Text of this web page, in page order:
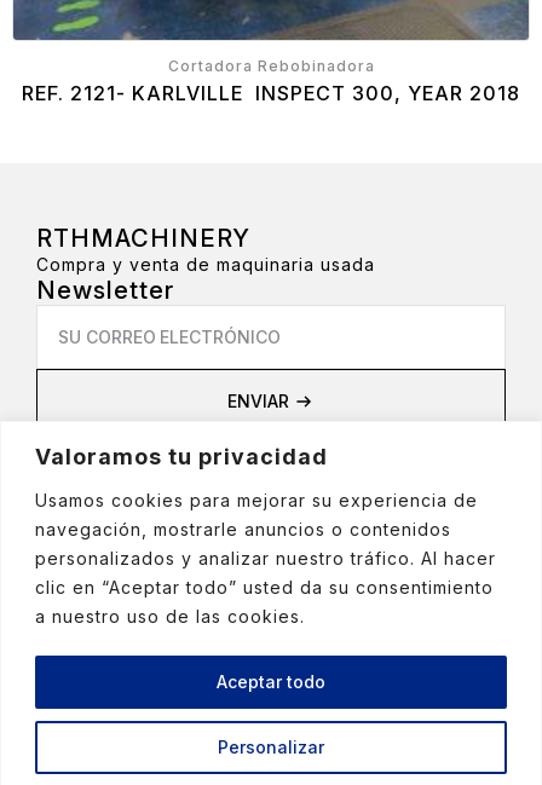
Valoramos tu privacidad
Usamos cookies para mejorar su experiencia de
navegación, mostrarle anuncios o contenidos
personalizados y analizar nuestro tráfico. Al hacer
clic en “Aceptar todo” usted da su consentimiento
a nuestro uso de las cookies.
Personalizar
Aceptar todo
Cortadora Rebobinadora
REF. 2121- KARLVILLE INSPECT 300, YEAR 2018
RTHMACHINERY
Compra y venta de maquinaria usada
Newsletter
Email
ENVIAR
Privacidad
Política de privacidad
Política de cookies
Política de Redes Sociales
+(34) 972 429 167
Crta. de la Bruguera nº10 - 17150 Sant Gregori -